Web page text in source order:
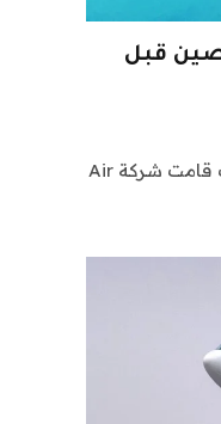
دولار في الصين قبل
ايرباص حصلت شركة Air China على طلبية كبيرة أخرى في الصين، حيث قامت شركة Air